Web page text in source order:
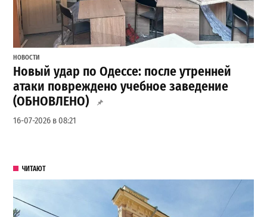
НОВОСТИ
Новый удар по Одессе: после утренней
атаки повреждено учебное заведение
(ОБНОВЛЕНО)
16-07-2026 в 08:21
ЧИТАЮТ